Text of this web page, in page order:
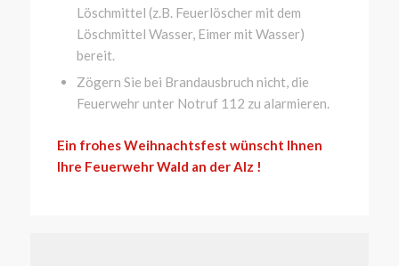
Löschmittel (z.B. Feuerlöscher mit dem
Löschmittel Wasser, Eimer mit Wasser)
bereit.
Zögern Sie bei Brandausbruch nicht, die
Feuerwehr unter Notruf 112 zu alarmieren.
Ein frohes Weihnachtsfest wünscht Ihnen
Ihre Feuerwehr Wald an der Alz !